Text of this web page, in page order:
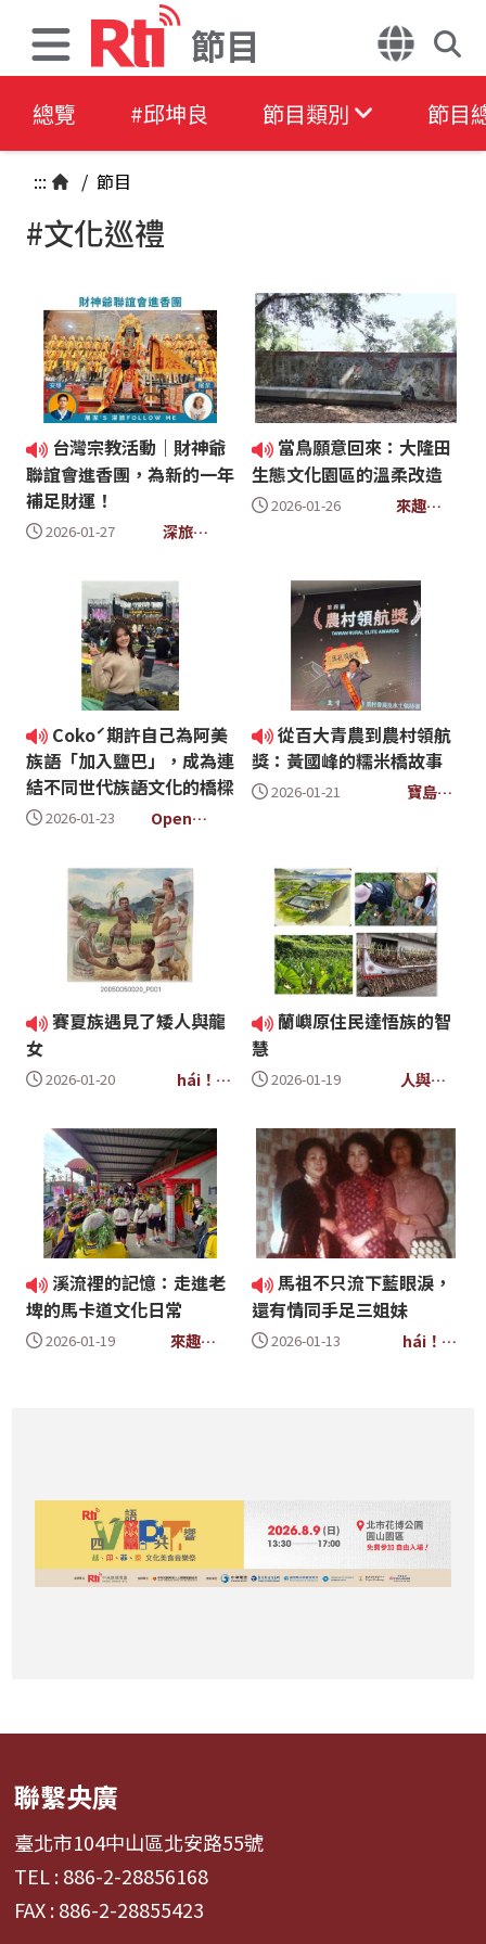
節目
總覽 #邱坤良 節目類別 節目
::: / 節目
#文化巡禮
台灣宗教活動｜財神爺
聯誼會進香團，為新的一年
補足財運！
2026-01-27
深旅
ME
當鳥願意回來：大隆田
生態文化園區的溫柔改造
2026-01-26
來趣
Cokoˊ期許自己為阿美
族語「加入鹽巴」，成為連
結不同世代族語文化的橋樑
2026-01-23
Open
客家
從百大青農到農村領航
獎：黃國峰的糯米橋故事
2026-01-21
寶島最
賽夏族遇見了矮人與龍
女
2026-01-20
hái！佇
蘭嶼原住民達悟族的智
慧
2026-01-19
人與海
溪流裡的記憶：走進老
埤的馬卡道文化日常
2026-01-19
來趣
馬祖不只流下藍眼淚，
還有情同手足三姐妹
2026-01-13
hái！佇
聯繫央廣
臺北市104中山區北安路55號
TEL : 886-2-28856168
FAX : 886-2-28855423